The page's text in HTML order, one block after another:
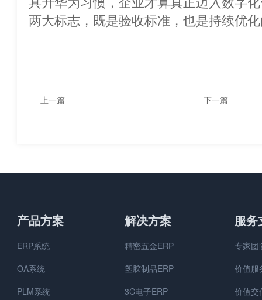
两大标志，既是验收标准，也是持续
上一篇
下一篇
产品方案
ERP系统
OA系统
PLM系统
解决方案
精密五金ERP
塑胶制品ERP
3C电子ERP
服务
专家团
价值服
价值交